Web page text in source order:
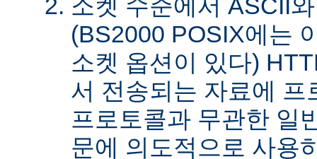
소켓 수준에서 ASCII
(BS2000 POSIX에는
소켓 옵션이 있다)
서 전송되는 자료에
프로토콜과 무관한 일
문에 의도적으로 사용